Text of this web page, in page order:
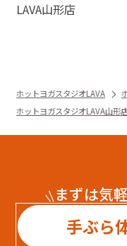
LAVA山形店
ホットヨガスタジオLAVA
ホットヨガスタジオLAVA山形
まずは気
手ぶら